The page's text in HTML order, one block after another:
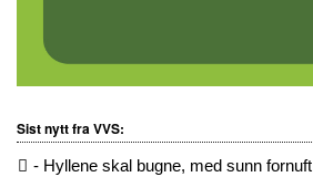
Sist nytt fra VVS:
- Hyllene skal bugne, med sunn fornuft